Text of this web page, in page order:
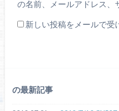
の名前、メールアドレス、
新しい投稿をメールで受
の最新記事